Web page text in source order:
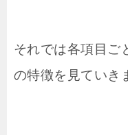
それでは各項目ご
の特徴を見ていき